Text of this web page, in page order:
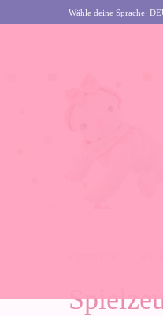
Wähle deine Sprache: